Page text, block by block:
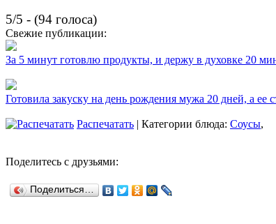
5/5 - (94 голоса)
Свежие публикации:
За 5 минут готовлю продукты, и держу в духовке 20
Готовила закуску на день рождения мужа 20 дней, а ее
Распечатать | Категории блюда: Соусы,
Поделитесь с друзьями:
Поделиться…